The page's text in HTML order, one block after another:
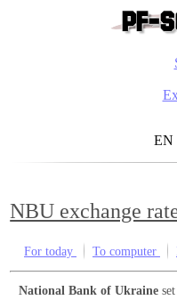
EN
NBU exchange
For today To computer
National Bank of Ukraine